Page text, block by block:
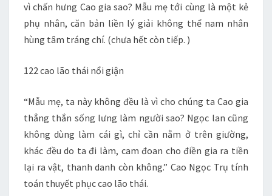
vì chấn hưng Cao gia sao? Mẫu mẹ tới cùng là một kẻ
phụ nhân, căn bản liền lý giải không thể nam nhân
hùng tâm tráng chí. (chưa hết còn tiếp. )
122 cao lão thái nổi giận
“Mẫu mẹ, ta này không đều là vì cho chúng ta Cao gia
thẳng thắn sống lưng làm người sao? Ngọc lan cũng
không dùng làm cái gì, chỉ cần nằm ở trên giường,
khác đều do ta đi làm, cam đoan cho điền gia ra tiền
lại ra vật, thanh danh còn không.” Cao Ngọc Trụ tính
toán thuyết phục cao lão thái.